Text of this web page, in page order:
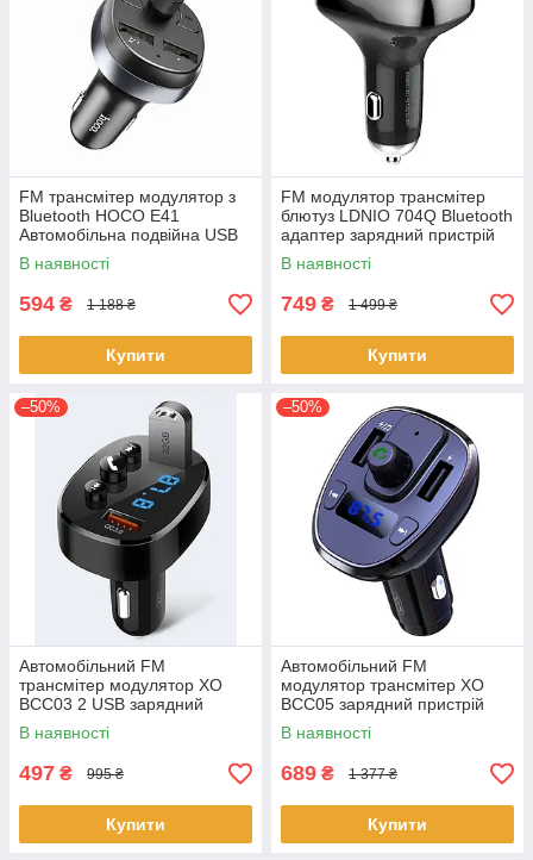
FM трансмітер модулятор з
Bluetooth HOCO E41
Автомобільна подвійна USB
зарядка Чорний
В наявності
594 ₴ 1 188 ₴
Купити
FM модулятор трансмітер
блютуз LDNIO 704Q Bluetooth
адаптер зарядний пристрій
Чорний
В наявності
749 ₴ 1 499 ₴
Купити
–50%
Автомобільний FM
трансмітер модулятор XO
BCC03 2 USB зарядний
пристрій Чорний
В наявності
497 ₴ 995 ₴
Купити
–50%
Автомобільний FM
модулятор трансмітер XO
BCC05 зарядний пристрій
18W QC3.0 2 USB Чорний
В наявності
689 ₴ 1 377 ₴
Купити